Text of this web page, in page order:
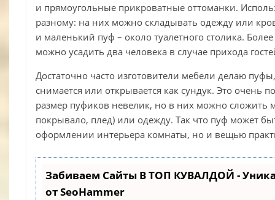
и прямоугольные прикроватные оттоманки.
разному: на них можно складывать одежду или
и маленький пуф – около туалетного столика.
можно усадить два человека в случае прихода
Достаточно часто изготовители мебели делаю
снимается или открывается как сундук. Это очень
размер пуфиков невелик, но в них можно сложить
покрывало, плед) или одежду. Так что пуф может
оформлении интерьера комнаты, но и вещью
Забиваем Сайты В ТОП КУВАЛДОЙ -
от SeoHammer